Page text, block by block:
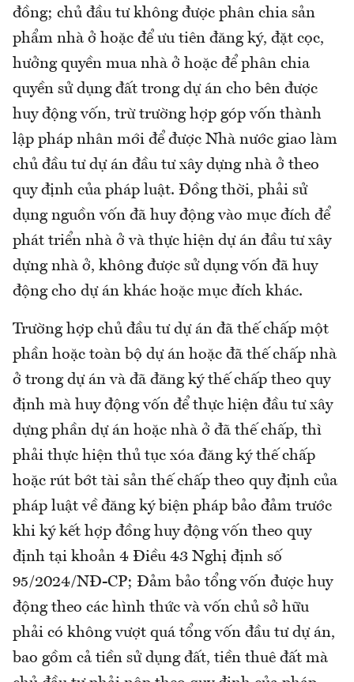
đồng; chủ đầu tư không được phân chia sản
phẩm nhà ở hoặc để ưu tiên đăng ký, đặt cọc,
hưởng quyền mua nhà ở hoặc để phân chia
quyền sử dụng đất trong dự án cho bên được
huy động vốn, trừ trường hợp góp vốn thành
lập pháp nhân mới để được Nhà nước giao làm
chủ đầu tư dự án đầu tư xây dựng nhà ở theo
quy định của pháp luật. Đồng thời, phải sử
dụng nguồn vốn đã huy động vào mục đích để
phát triển nhà ở và thực hiện dự án đầu tư xây
dựng nhà ở, không được sử dụng vốn đã huy
động cho dự án khác hoặc mục đích khác.
Trường hợp chủ đầu tư dự án đã thế chấp một
phần hoặc toàn bộ dự án hoặc đã thế chấp nhà
ở trong dự án và đã đăng ký thế chấp theo quy
định mà huy động vốn để thực hiện đầu tư xây
dựng phần dự án hoặc nhà ở đã thế chấp, thì
phải thực hiện thủ tục xóa đăng ký thế chấp
hoặc rút bớt tài sản thế chấp theo quy định của
pháp luật về đăng ký biện pháp bảo đảm trước
khi ký kết hợp đồng huy động vốn theo quy
định tại khoản 4 Điều 43 Nghị định số
95/2024/NĐ-CP; Đảm bảo tổng vốn được huy
động theo các hình thức và vốn chủ sở hữu
phải có không vượt quá tổng vốn đầu tư dự án,
bao gồm cả tiền sử dụng đất, tiền thuê đất mà